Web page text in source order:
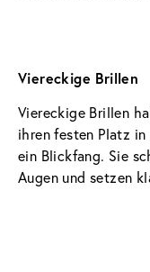
Viereckige Brillen
Viereckige Brillen
ihren festen Platz
ein Blickfang. Sie
Augen und setzen